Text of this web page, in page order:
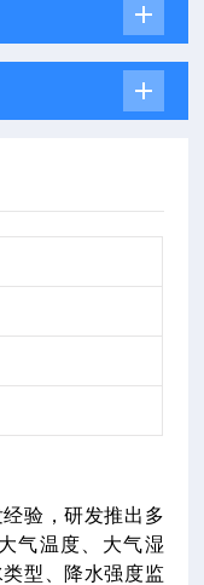
验，研发推出多
气温度、大气湿
型、降水强度监